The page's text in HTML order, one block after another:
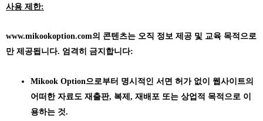
사용 제한:
www.mikookoption.com의 콘텐츠는 오직 정보 제공 및 교육 목적으로
만 제공됩니다. 엄격히 금지합니다:
Mikook Option으로부터 명시적인 서면 허가 없이 웹사이트의
어떠한 자료도 재출판, 복제, 재배포 또는 상업적 목적으로 이
용하는 것.